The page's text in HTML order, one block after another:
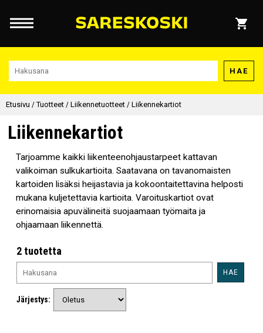
HAE
Etusivu /Tuotteet / Liikennetuotteet / Liikennekartiot
Liikennekartiot
Tarjoamme kaikki liikenteenohjaustarpeet kattavan
valikoiman sulkukartioita. Saatavana on tavanomaisten
kartoiden lisäksi heijastavia ja kokoontaitettavina helposti
mukana kuljetettavia kartioita. Varoituskartiot ovat
erinomaisia apuvälineitä suojaamaan työmaita ja
ohjaamaan liikennettä.
2 tuotetta
HAE
Järjestys: